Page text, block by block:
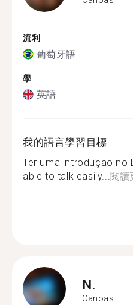
流利
葡萄牙語
學
英語
我的語言學習目標
Ter uma introdução no
able to talk easily...閱讀
N.
Canoas